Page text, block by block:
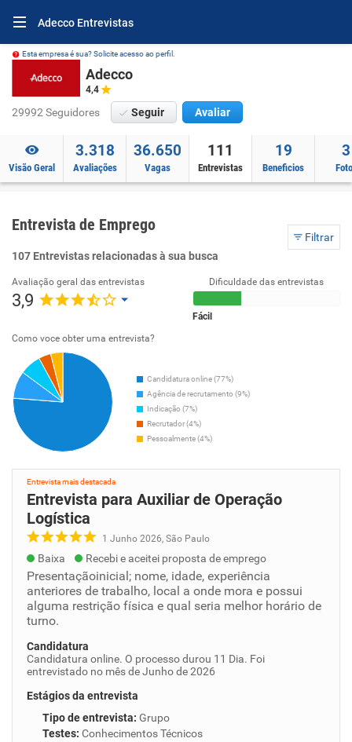
Adecco Entrevistas
Esta empresa é sua? Solicite acesso ao perfil.
Adecco
4,4
29992 Seguidores Seguir Avaliar
Visão Geral
3.318
Avaliações
36.650
Vagas
111
Entrevistas
19
Beneficios
3
Entrevista de Emprego
Filtrar
107 Entrevistas relacionadas à sua busca
Avaliação geral das entrevistas
3,9
Dificuldade das entrevistas
Fácil
Como voce obter uma entrevista?
Candidatura online (77%)
Agência de recrutamento (9%)
Indicação (7%)
Recrutador (4%)
Pessoalmente (4%)
Entrevista mais destacada
Entrevista para Auxiliar de Operação
Logística
1 Junho 2026, São Paulo
Baixa Recebi e aceitei proposta de emprego
Presentaçãoinicial; nome, idade, experiência
anteriores de trabalho, local a onde mora e possui
alguma restrição física e qual seria melhor horário de
turno.
Candidatura
Candidatura online. O processo durou 11 Dia. Foi
entrevistado no mês de Junho de 2026
Estágios da entrevista
Tipo de entrevista: Grupo
Testes: Conhecimentos Técnicos